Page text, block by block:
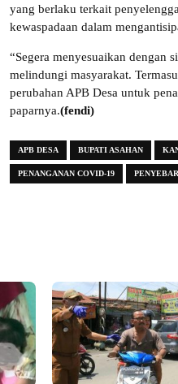
yang berlaku terkait
kewaspadaan dalam
“Segera menyesuaikan dengan
melindungi masyarakat.
perubahan APB Desa untuk
paparnya.(fendi)
APB DESA BUPATI ASAHAN
PENANGANAN COVID-19